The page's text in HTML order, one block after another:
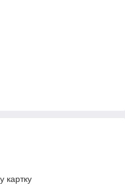
картку